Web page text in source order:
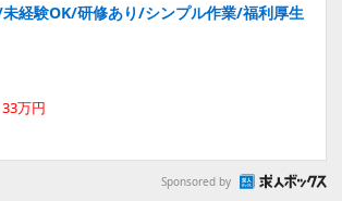
経験OK/研修あり/シンプル作業/福利厚生
万円
Sponsored by